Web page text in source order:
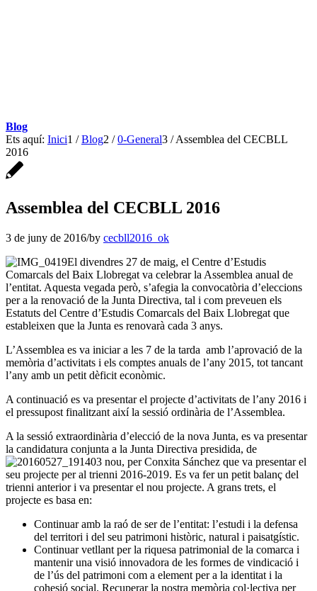
Blog
Ets aquí: Inici1 / Blog2 / 0-General3 / Assemblea del CECBLL
2016
Assemblea del CECBLL 2016
3 de juny de 2016/by cecbll2016_ok
El divendres 27 de maig, el Centre d’Estudis
Comarcals del Baix Llobregat va celebrar la Assemblea anual de
l’entitat. Aquesta vegada però, s’afegia la convocatòria d’eleccions
per a la renovació de la Junta Directiva, tal i com preveuen els
Estatuts del Centre d’Estudis Comarcals del Baix Llobregat que
estableixen que la Junta es renovarà cada 3 anys.
L’Assemblea es va iniciar a les 7 de la tarda amb l’aprovació de la
memòria d’activitats i els comptes anuals de l’any 2015, tot tancant
l’any amb un petit dèficit econòmic.
A continuació es va presentar el projecte d’activitats de l’any 2016 i
el pressupost finalitzant així la sessió ordinària de l’Assemblea.
A la sessió extraordinària d’elecció de la nova Junta, es va presentar
la candidatura conjunta a la Junta Directiva presidida, de
nou, per Conxita Sánchez que va presentar el
seu projecte per al trienni 2016-2019. Es va fer un petit balanç del
trienni anterior i va presentar el nou projecte. A grans trets, el
projecte es basa en:
Continuar amb la raó de ser de l’entitat: l’estudi i la defensa
del territori i del seu patrimoni històric, natural i paisatgístic.
Continuar vetllant per la riquesa patrimonial de la comarca i
mantenir una visió innovadora de les formes de vindicació i
de l’ús del patrimoni com a element per a la identitat i la
cohesió social. Recuperar la nostra memòria col·lectiva per